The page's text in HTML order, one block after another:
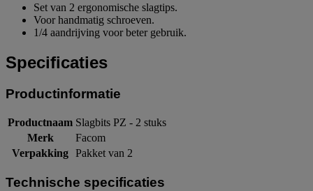
Set van 2 ergonomische slagtips.
Voor handmatig schroeven.
1/4 aandrijving voor beter gebruik.
Specificaties
Productinformatie
Productnaam Slagbits PZ - 2 stuks
Merk
Facom
Verpakking Pakket van 2
Technische specificaties